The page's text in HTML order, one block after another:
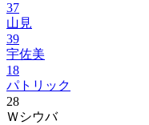
37
山見
39
宇佐美
18
パトリック
28
Ｗシウバ